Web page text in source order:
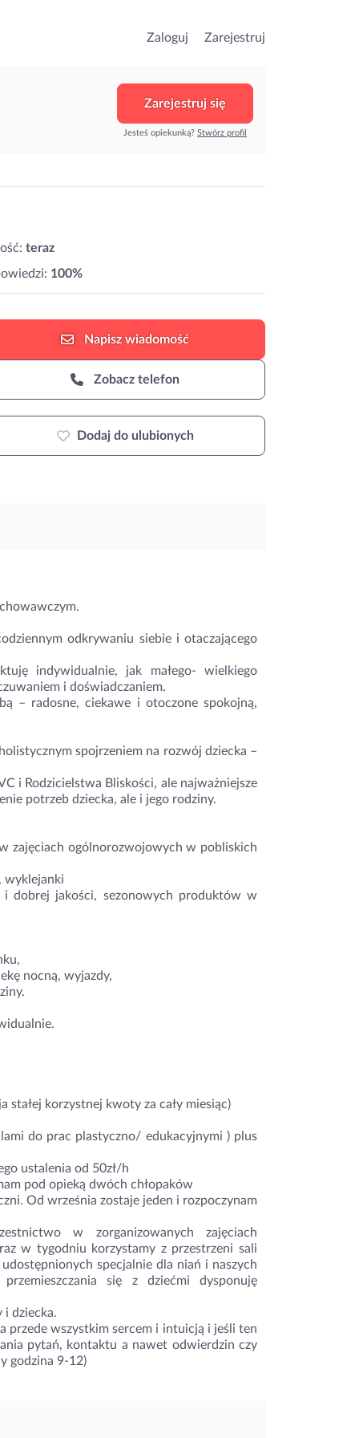
Zaloguj Zarejestruj
Zarejestruj się
Jesteś opiekunką? Stwórz profil
teraz
100%
Napisz wiadomość
Zobacz telefon
Dodaj do ulubionych
odkrywaniu siebie i otaczającego
indywidualnie, jak małego- wielkiego
i doświadczaniem.
– radosne, ciekawe i otoczone spokojną,
spojrzeniem na rozwój dziecka –
i Rodzicielstwa Bliskości, ale najważniejsze
potrzeb dziecka, ale i jego rodziny.
zajęciach ogólnorozwojowych w pobliskich
wyklejanki
dobrej jakości, sezonowych produktów w
nocną, wyjazdy,
korzystnej kwoty za cały miesiąc)
do prac plastyczno/ edukacyjnymi ) plus
ustalenia od 50zł/h
pod opieką dwóch chłopaków
Od września zostaje jeden i rozpoczynam
w zorganizowanych zajęciach
w tygodniu korzystamy z przestrzeni sali
specjalnie dla niań i naszych
się z dziećmi dysponuję
i dziecka.
przede wszystkim sercem i intuicją i jeśli ten
pytań, kontaktu a nawet odwierdzin czy
godzina 9-12)